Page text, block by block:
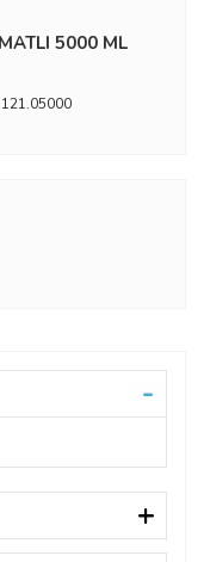
5000 ML